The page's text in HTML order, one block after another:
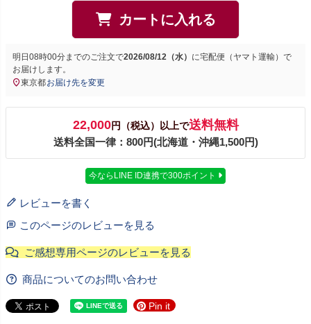
カートに入れる
明日08時00分までのご注文で2026/08/12（水） に宅配便（ヤマト運輸） で
お届けします。
東京都お届け先を変更
22,000円（税込）以上で送料無料
送料全国一律：800円(北海道・沖縄1,500円)
今ならLINE ID連携で300ポイント
レビューを書く
このページのレビューを見る
商品についてのお問い合わせ
Pin it